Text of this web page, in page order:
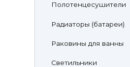
Полотенцесушители
Радиаторы (батареи)
Раковины для ванны
Светильники